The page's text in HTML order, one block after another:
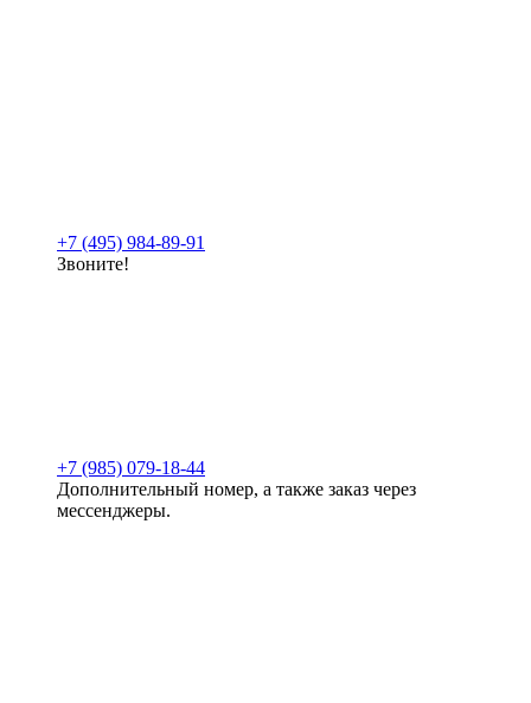
+7 (495) 984-89-91
Звоните!
+7 (985) 079-18-44
Дополнительный номер, а также заказ через
мессенджеры.